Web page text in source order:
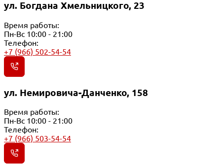
ул. Богдана Хмельницкого, 23
Время работы:
Пн-Вс 10:00 - 21:00
Телефон:
+7 (966) 502-54-54
ул. Немировича-Данченко, 158
Время работы:
Пн-Вс 10:00 - 21:00
Телефон:
+7 (966) 503-54-54